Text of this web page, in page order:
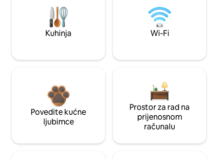
Kuhinja Wi-Fi
Povedite kućne
ljubimce
Prostor za rad na
prijenosnom
računalu